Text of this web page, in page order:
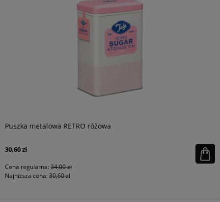
Puszka metalowa RETRO różowa
30,60 zł
Cena regularna: 34,00 zł
Najniższa cena: 30,60 zł